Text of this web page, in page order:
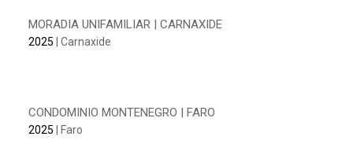
MORADIA UNIFAMILIAR | CARNAXIDE
2025 | Carnaxide
CONDOMINIO MONTENEGRO | FARO
2025 | Faro